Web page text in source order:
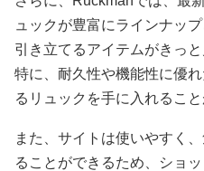
ュックが豊富にラインナッ
引き立てるアイテムがきっと
特に、耐久性や機能性に優
るリュックを手に入れること
また、サイトは使いやすく
ることができるため、ショ